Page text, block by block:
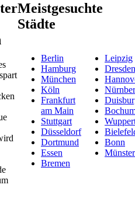
Meistgesuchte
Städte
Berlin
Hamburg
München
Köln
Frankfurt
am Main
Stuttgart
Düsseldorf
Dortmund
Essen
Bremen
Leipzig
Dresden
Bonn
Münster